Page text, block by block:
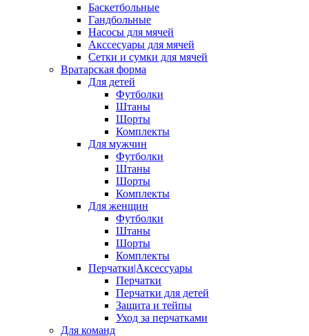
Баскетбольные
Гандбольные
Насосы для мячей
Акссесуары для мячей
Сетки и сумки для мячей
Вратарская форма
Для детей
Футболки
Штаны
Шорты
Комплекты
Для мужчин
Футболки
Штаны
Шорты
Комплекты
Для женщин
Футболки
Штаны
Шорты
Комплекты
Перчатки|Аксессуары
Перчатки
Перчатки для детей
Защита и тейпы
Уход за перчатками
Для команд